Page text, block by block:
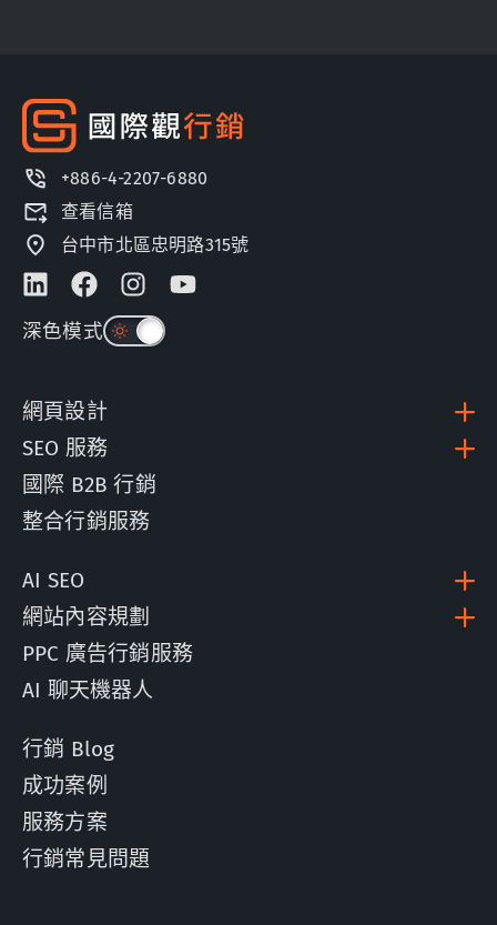
+886-4-2207-6880
查看信箱
台中市北區忠明路315號
深色模式
網頁設計
SEO 服務
國際 B2B 行銷
整合行銷服務
AI SEO
網站內容規劃
PPC 廣告行銷服務
AI 聊天機器人
行銷 Blog
成功案例
服務方案
行銷常見問題